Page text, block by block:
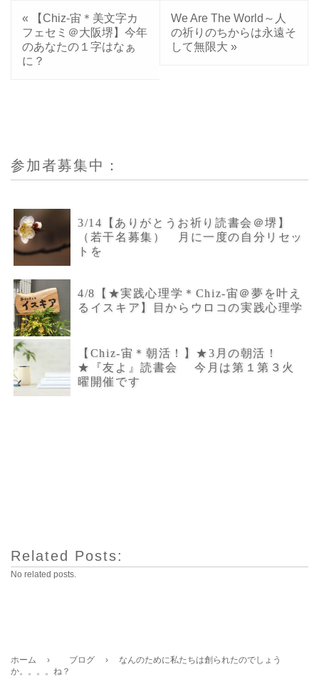
«
【Chiz-宙＊美文字カ
フェセミ＠大阪堺】今年
のあなたの１字はなぁ
に？
We Are The World～人
の祈りのちからは永遠そ
して無限大 »
参加者募集中：
3/14【ありがとうお祈り読書会＠堺】
（若干名募集） 月に一度の自分リセッ
トを
4/8【★実践心理学＊Chiz-宙＠夢を叶え
るイスキア】目からウロコの実践心理学
【Chiz-宙＊朝活！】★3月の朝活！
★『友よ』読書会 今月は第１第３火
曜開催です
Related Posts:
No related posts.
ホーム › ブログ › なんのために私たちは創られたのでしょう
か。。。。ね？